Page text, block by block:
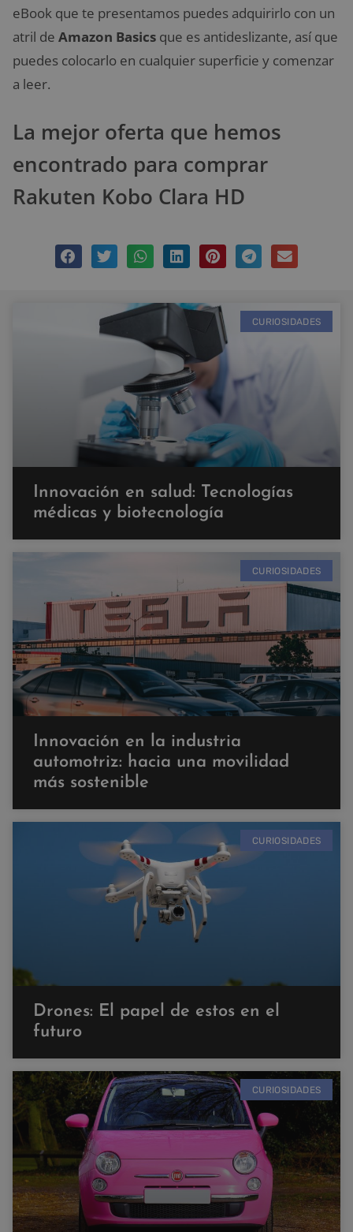
eBook que te presentamos puedes adquirirlo con un
atril de Amazon Basics que es antideslizante, así que
puedes colocarlo en cualquier superficie y comenzar
a leer.
La mejor oferta que hemos
encontrado para comprar
Rakuten Kobo Clara HD
CURIOSIDADES
Innovación en salud: Tecnologías
médicas y biotecnología
CURIOSIDADES
Innovación en la industria
automotriz: hacia una movilidad
más sostenible
CURIOSIDADES
Drones: El papel de estos en el
futuro
CURIOSIDADES